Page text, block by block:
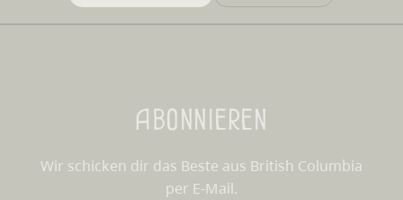
Abonnieren
Wir schicken dir das Beste aus British Columbia
per E-Mail.